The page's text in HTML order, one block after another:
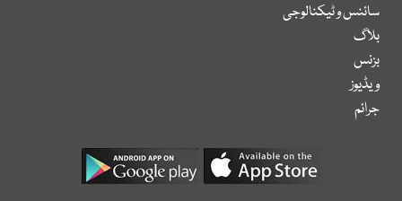
سائنس و ٹیکنالوجی
بلاگ
بزنس
ویڈیوز
جرائم